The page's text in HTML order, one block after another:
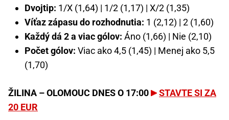
Dvojtip: 1/X (1,64) | 1/2 (1,17) | X/2 (1,35)
Víťaz zápasu do rozhodnutia: 1 (2,12) | 2 (1,60)
Každý dá 2 a viac gólov: Áno (1,66) | Nie (2,10)
Počet gólov: Viac ako 4,5 (1,45) | Menej ako 5,5
(1,70)
ŽILINA – OLOMOUC DNES O 17:00
STAVTE SI ZA
20 EUR